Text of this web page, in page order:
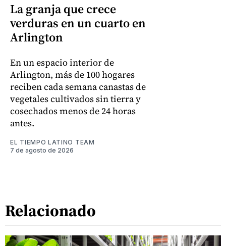
La granja que crece
verduras en un cuarto en
Arlington
En un espacio interior de
Arlington, más de 100 hogares
reciben cada semana canastas de
vegetales cultivados sin tierra y
cosechados menos de 24 horas
antes.
EL TIEMPO LATINO TEAM
7 de agosto de 2026
Relacionado